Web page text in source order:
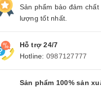
Sản phẩm bảo đảm chất
lượng tốt nhất.
Hỗ trợ 24/7
Hotline: 0987127777
Sản phẩm 100% sản